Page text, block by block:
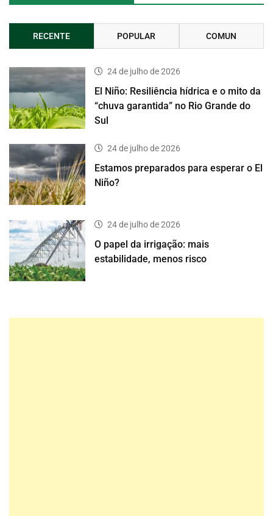
RECENTE POPULAR COMUN
24 de julho de 2026
El Niño: Resiliência hídrica e o mito da
“chuva garantida” no Rio Grande do
Sul
24 de julho de 2026
Estamos preparados para esperar o El
Niño?
24 de julho de 2026
O papel da irrigação: mais
estabilidade, menos risco